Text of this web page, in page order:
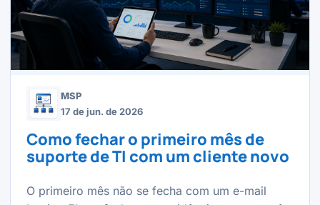
MSP
17 de jun. de 2026
Como fechar o primeiro mês de
suporte de TI com um cliente novo
O primeiro mês não se fecha com um e-mail